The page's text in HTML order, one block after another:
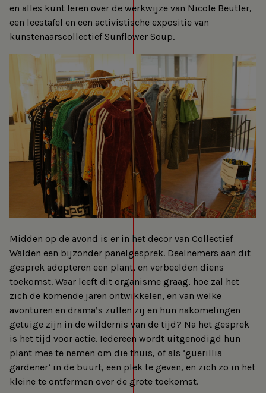
en alles kunt leren over de werkwijze van Nicole Beutler,
een leestafel en een activistische expositie van
kunstenaarscollectief Sunflower Soup.
Midden op de avond is er in het decor van Collectief
Walden een bijzonder panelgesprek. Deelnemers aan dit
gesprek adopteren een plant, en verbeelden diens
toekomst. Waar leeft dit organisme graag, hoe zal het
zich de komende jaren ontwikkelen, en van welke
avonturen en drama’s zullen zij en hun nakomelingen
getuige zijn in de wildernis van de tijd? Na het gesprek
is het tijd voor actie. Iedereen wordt uitgenodigd hun
plant mee te nemen om die thuis, of als ‘guerillia
gardener’ in de buurt, een plek te geven, en zich zo in het
kleine te ontfermen over de grote toekomst.